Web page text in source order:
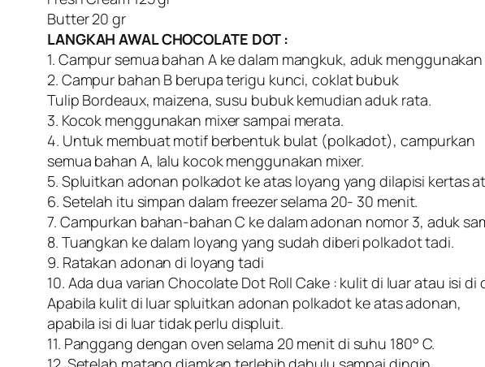
Butter 20 gr
LANGKAH AWAL CHOCOLATE DOT :
1. Campur semua bahan A ke dalam mangkuk, aduk menggunakan
2. Campur bahan B berupa terigu kunci, coklat bubuk
Tulip Bordeaux, maizena, susu bubuk kemudian aduk rata.
3. Kocok menggunakan mixer sampai merata.
4. Untuk membuat motif berbentuk bulat (polkadot), campurkan
semua bahan A, lalu kocok menggunakan mixer.
5. Spluitkan adonan polkadot ke atas loyang yang dilapisi kertas
6. Setelah itu simpan dalam freezer selama 20- 30 menit.
7. Campurkan bahan-bahan C ke dalam adonan nomor 3, aduk
8. Tuangkan ke dalam loyang yang sudah diberi polkadot tadi.
9. Ratakan adonan di loyang tadi
10. Ada dua varian Chocolate Dot Roll Cake : kulit di luar atau isi di
Apabila kulit di luar spluitkan adonan polkadot ke atas adonan,
apabila isi di luar tidak perlu displuit.
11. Panggang dengan oven selama 20 menit di suhu 180° C.